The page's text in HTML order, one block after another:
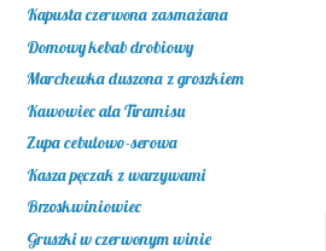
Kapusta czerwona zasmażana
Domowy kebab drobiowy
Marchewka duszona z groszkiem
Kawowiec ala Tiramisu
Zupa cebulowo-serowa
Kasza pęczak z warzywami
Brzoskwiniowiec
Gruszki w czerwonym winie